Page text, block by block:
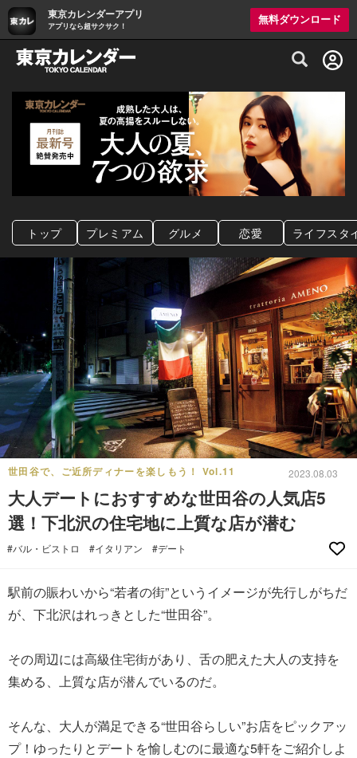
東京カレンダーアプリ
アプリなら超サクサク！
無料ダウンロード
グルメ情報・プレミアムレストラン予約
トップ プレミアム グルメ 恋愛 ライフスタ
世田谷で、ご近所ディナーを楽しもう！ Vol.11 2023.08.03
大人デートにおすすめな世田谷の人気店5
選！下北沢の住宅地に上質な店が潜む
#バル・ビストロ #イタリアン #デート
駅前の賑わいから“若者の街”というイメージが先行しがちだ
が、下北沢はれっきとした“世田谷”。
その周辺には高級住宅街があり、舌の肥えた大人の支持を
集める、上質な店が潜んでいるのだ。
そんな、大人が満足できる“世田谷らしい”お店をピックアッ
プ！ゆったりとデートを愉しむのに最適な5軒をご紹介しよ